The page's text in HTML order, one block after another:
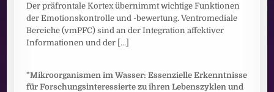
Der präfrontale Kortex übernimmt wichtige Funktionen
der Emotionskontrolle und -bewertung. Ventromediale
Bereiche (vmPFC) sind an der Integration affektiver
Informationen und der [...]
"Mikroorganismen im Wasser: Essenzielle Erkenntnisse
für Forschungsinteressierte zu ihren Lebenszyklen und